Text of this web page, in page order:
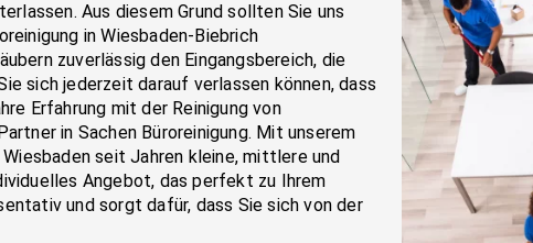
Aus diesem Grund sollten Sie uns
in Wiesbaden-Biebrich
zuverlässig den Eingangsbereich, die
sich jederzeit darauf verlassen können, dass
Erfahrung mit der Reinigung von
in Sachen Büroreinigung. Mit unserem
seit Jahren kleine, mittlere und
Angebot, das perfekt zu Ihrem
und sorgt dafür, dass Sie sich von der